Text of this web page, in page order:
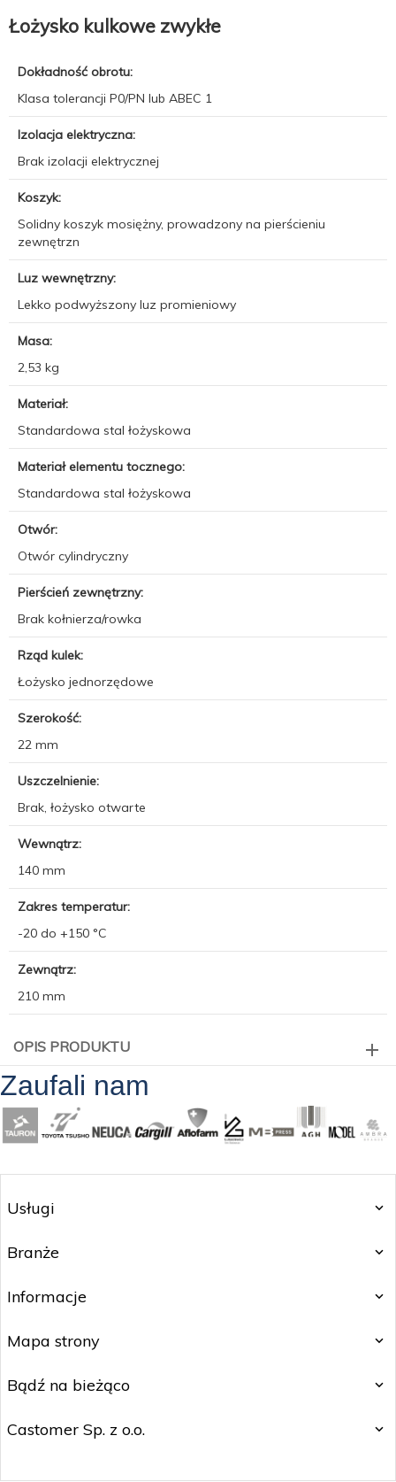
Łożysko kulkowe zwykłe
Dokładność obrotu:
Klasa tolerancji P0/PN lub ABEC 1
Izolacja elektryczna:
Brak izolacji elektrycznej
Koszyk:
Solidny koszyk mosiężny, prowadzony na pierścieniu
zewnętrzn
Luz wewnętrzny:
Lekko podwyższony luz promieniowy
Masa:
2,53 kg
Materiał:
Standardowa stal łożyskowa
Materiał elementu tocznego:
Standardowa stal łożyskowa
Otwór:
Otwór cylindryczny
Pierścień zewnętrzny:
Brak kołnierza/rowka
Rząd kulek:
Łożysko jednorzędowe
Szerokość:
22 mm
Uszczelnienie:
Brak, łożysko otwarte
Wewnątrz:
140 mm
Zakres temperatur:
-20 do +150 °C
Zewnątrz:
210 mm
OPIS PRODUKTU
Zaufali nam
Usługi
Branże
Informacje
Mapa strony
Bądź na bieżąco
Castomer Sp. z o.o.